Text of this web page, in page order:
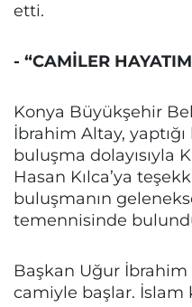
etti.
- “CAMİLER
Konya Büyükşehir
İbrahim Altay,
buluşma dolayısıyla
Hasan Kılca’ya
buluşmanın
temennisinde
Başkan Uğur
camiyle başlar.